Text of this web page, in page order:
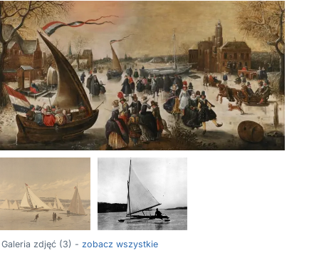
Galeria zdjęć (3) - zobacz wszystkie